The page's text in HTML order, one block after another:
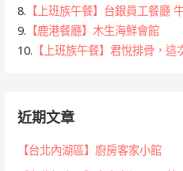
8. 【上班族午餐】台銀員工餐廳
9. 【鹿港餐廳】木生海鮮會館
10. 【上班族午餐】君悅排骨，這
近期文章
【台北內湖區】廚房客家小館